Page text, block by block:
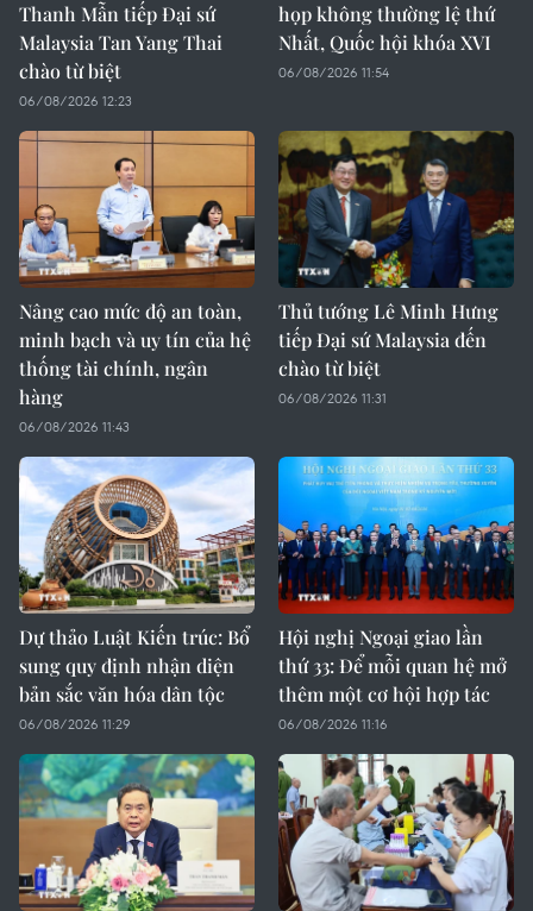
Thanh Mẫn tiếp Đại sứ
Malaysia Tan Yang Thai
chào từ biệt
06/08/2026 12:23
họp không thường lệ thứ
Nhất, Quốc hội khóa XVI
06/08/2026 11:54
Nâng cao mức độ an toàn,
minh bạch và uy tín của hệ
thống tài chính, ngân
hàng
06/08/2026 11:43
Thủ tướng Lê Minh Hưng
tiếp Đại sứ Malaysia đến
chào từ biệt
06/08/2026 11:31
Dự thảo Luật Kiến trúc: Bổ
sung quy định nhận diện
bản sắc văn hóa dân tộc
06/08/2026 11:29
Hội nghị Ngoại giao lần
thứ 33: Để mỗi quan hệ mở
thêm một cơ hội hợp tác
06/08/2026 11:16